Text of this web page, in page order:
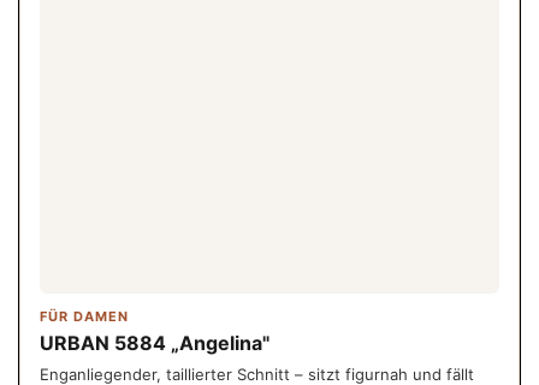
FÜR DAMEN
URBAN 5884 „Angelina"
Enganliegender, taillierter Schnitt – sitzt figurnah und fällt